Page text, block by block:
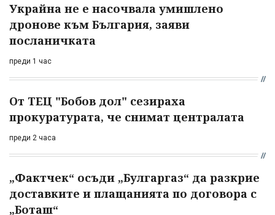
Украйна не е насочвала умишлено
дронове към България, заяви
посланичката
преди 1 час
От ТЕЦ "Бобов дол" сезираха
прокуратурата, че снимат централата
преди 2 часа
„Фактчек“ осъди „Булгаргаз“ да разкрие
доставките и плащанията по договора с
„Боташ“